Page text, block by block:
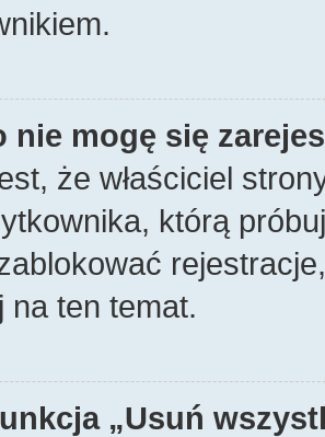
nie mogę się
że właściciel
którą
na ten temat.
„Usuń